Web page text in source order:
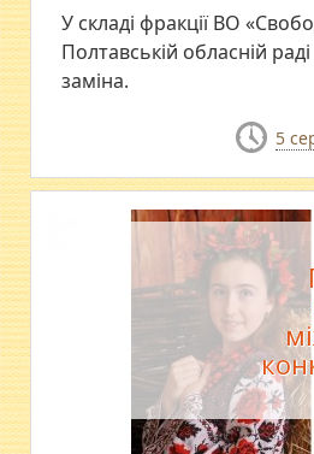
У складі фракції ВО
Полтавській обласній раді
заміна.
5